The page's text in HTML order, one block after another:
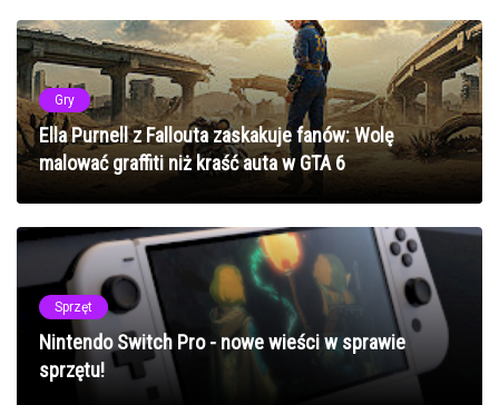
Gry
Ella Purnell z Fallouta zaskakuje fanów: Wolę
malować graffiti niż kraść auta w GTA 6
Sprzęt
Nintendo Switch Pro - nowe wieści w sprawie
sprzętu!